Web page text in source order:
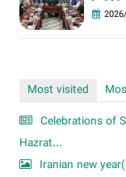
Most visited
Celebrations of
Hazrat...
Iranian new